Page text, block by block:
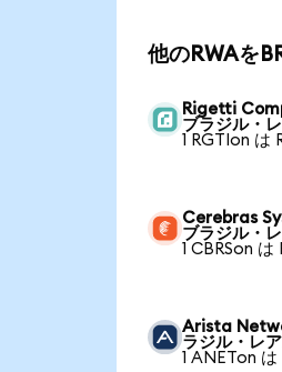
他のRWAを
Rigetti
ブラジル・
1 RGTIon は
Cerebras
ブラジル・
1 CBRSon は
Arista
ラジル・レ
1 ANETon